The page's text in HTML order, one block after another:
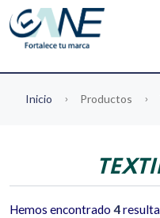
Inicio Productos
Hemos encontrado 4